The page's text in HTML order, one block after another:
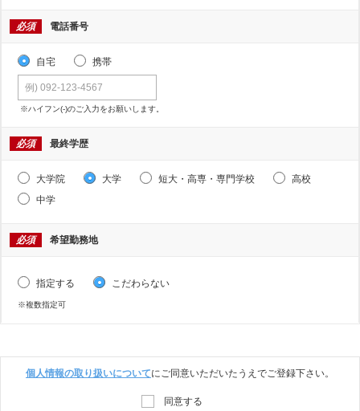
必須 電話番号
自宅 携帯
※ハイフン(-)のご入力をお願いします。
必須 最終学歴
大学院 大学 短大・高専・専門学校
高校
中学
必須 希望勤務地
指定する こだわらない
※複数指定可
個人情報の取り扱いについてにご同意いただいたうえでご登録下さい。
同意する